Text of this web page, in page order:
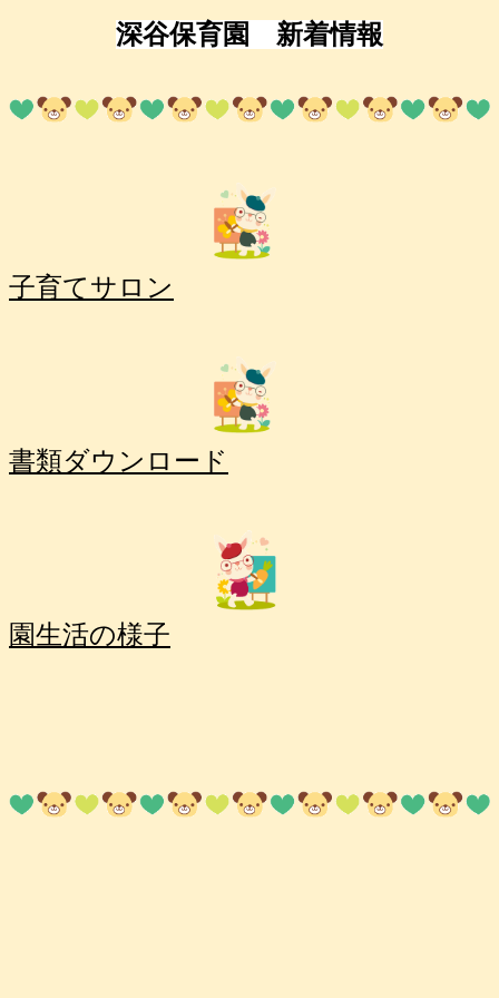
深谷保育園 新着情報
子育てサロン
書類ダウンロード
園生活の様子